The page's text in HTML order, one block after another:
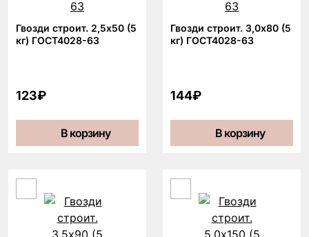
Гвозди строит. 2,5х50 (5
кг) ГОСТ4028-63
123₽
В корзину
Гвозди строит. 3,0х80 (5
кг) ГОСТ4028-63
144₽
В корзину